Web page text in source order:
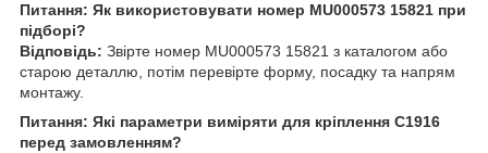
Питання: Як використовувати номер MU000573 15821 при
підборі?
Відповідь: Звірте номер MU000573 15821 з каталогом або
старою деталлю, потім перевірте форму, посадку та напрям
монтажу.
Питання: Які параметри виміряти для кріплення C1916
перед замовленням?